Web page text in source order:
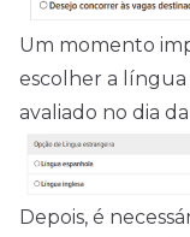
Um momento
escolher a língua
avaliado no dia
Depois, é